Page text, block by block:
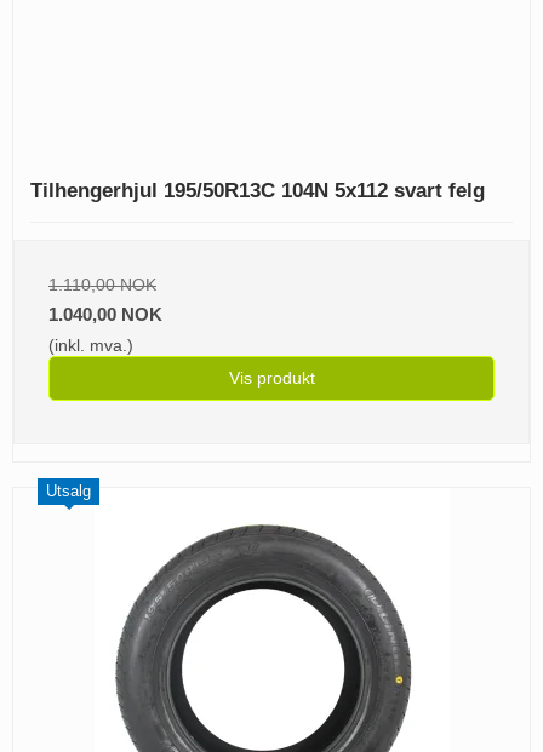
Tilhengerhjul 195/50R13C 104N 5x112 svart felg
1.110,00 NOK
1.040,00 NOK
(inkl. mva.)
Vis produkt
Utsalg